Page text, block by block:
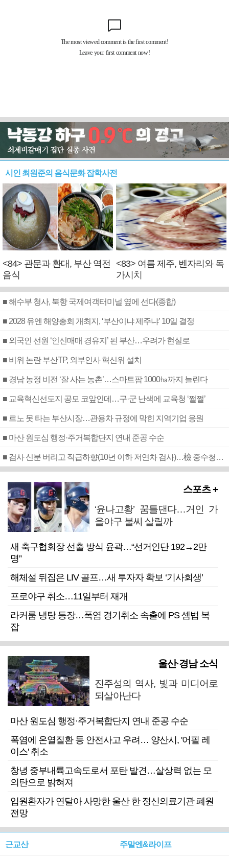
시인 최원준의 음식문화 잡학사전
<84> 관문과 환대, 부산 역전
음식
<83> 여름 제주, 벤자리와 독
가시치
■ 해수부 청사, 북항 국제여객터미널 옆에 선다(종합)
■ 2028 유엔 해양총회 개최지, ‘부산이냐 제주냐’ 10일 결정
■ 외국인 선원 ‘인신매매 경유지’ 된 부산…우려가 현실로
■ 비위 논란 부산TP, 외부인사 혁신위 설치
■ 경남 농정 비전 ‘잘 사는 농촌’…스마트팜 1000㏊까지 늘린다
■ 교육혁신선도지 공모 코앞인데…구·군 난색에 교육청 ‘쩔쩔’
■ 르노 못 타는 부산시장…관용차 규정에 막힌 지역기업 응원
■ 마산 원도심 행정·주거복합단지 연내 준공 수순
■ 검사 신분 버리고 직급하향(10년 이하 저연차 검사)…檢 중수청행 기피
스포츠 +
‘윤나고황’ 꿈틀댄다…거인 가
을야구 불씨 살릴까
새 축구협회장 선출 방식 윤곽…“선거인단 192→2만
명”
해체설 뒤집은 LIV 골프…새 투자자 확보 ‘기사회생’
프로야구 취소…11일부터 재개
라커룸 냉탕 등장…폭염 경기취소 속출에 PS 셈법 복
잡
울산·경남 소식
진주성의 역사, 빛과 미디어로
되살아난다
마산 원도심 행정·주거복합단지 연내 준공 수순
폭염에 온열질환 등 안전사고 우려… 양산시, '어필 레
이스' 취소
창녕 중부내륙고속도로서 포탄 발견…살상력 없는 모
의탄으로 밝혀져
입원환자가 연달아 사망한 울산 한 정신의료기관 폐원
전망
근교산 주말엔&라이프